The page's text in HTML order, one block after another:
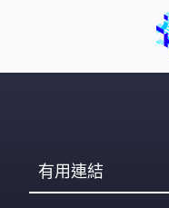
有用連結